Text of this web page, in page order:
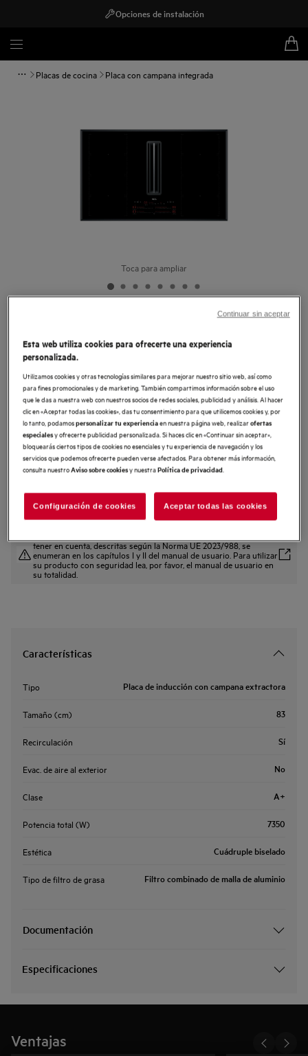
Opciones de instalación
Placas de cocina Placa con campana integrada
Toca para ampliar
Placa de inducción con campana
extractora de 83 cm
4.6 (42)
Ficha de información del producto
Beneficios
Consigue libertad de diseño en la cocina con una placa y un extractor
combinados
La cocina con una encimera y un extractor combinados te permiten
libertad de diseño
Personaliza y combina hasta cuatro zonas con la zona doble FlexiBridge
tener en cuenta, descritas según la Norma UE 2023/988, se
enumeran en los capítulos I y II del manual de usuario. Para utilizar
su producto con seguridad lea, por favor, el manual de usuario en
su totalidad.
Características
Tipo Placa de inducción con campana extractora
Tamaño (cm) 83
Recirculación Sí
Evac. de aire al exterior No
Clase A+
Potencia total (W) 7350
Estética Cuádruple biselado
Tipo de filtro de grasa Filtro combinado de malla de aluminio
Documentación
Especificaciones
Ventajas
Esta web utiliza cookies para ofrecerte una experiencia
personalizada.
Utilizamos cookies y otras tecnologías similares para mejorar nuestro sitio web, así como
para fines promocionales y de marketing. También compartimos información sobre el uso
que le das a nuestra web con nuestros socios de redes sociales, publicidad y análisis. Al hacer
clic en «Aceptar todas las cookies», das tu consentimiento para que utilicemos cookies y, por
lo tanto, podamospersonalizar tu experienciaen nuestra página web, realizarofertas
especialesy ofrecerte publicidad personalizada. Si haces clic en «Continuar sin aceptar»,
bloquearás ciertos tipos de cookies no esenciales y tu experiencia de navegación y los
servicios que podemos ofrecerte pueden verse afectados. Para obtener más información,
consulta nuestroAviso sobre cookiesy nuestraPolítica de privacidad.
Configuración de cookies Aceptar todas las cookies
Continuar sin aceptar